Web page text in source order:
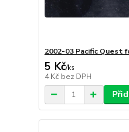
2002-03 Pacific Quest
5 Kč/ks
4 Kč bez DPH